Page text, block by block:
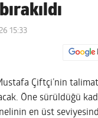
15:33
Çiftçi’nin
Öne sürüldüğü
en üst